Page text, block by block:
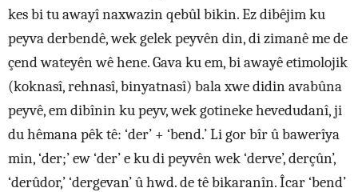
kes bi tu awayî naxwazin qebûl bikin. Ez dibêjim ku
peyva derbendê, wek gelek peyvên din, di zimanê me de
çend wateyên wê hene. Gava ku em, bi awayê etimolojik
(koknasî, rehnasî, binyatnasî) bala xwe didin avabûna
peyvê, em dibînin ku peyv, wek gotineke hevedudanî, ji
du hêmana pêk tê: ‘der’ + ‘bend.’ Li gor bîr û bawerîya
min, ‘der;’ ew ‘der’ e ku di peyvên wek ‘derve’, derçûn’,
‘derûdor,’ ‘dergevan’ û hwd. de tê bikaranîn. Îcar ‘bend’